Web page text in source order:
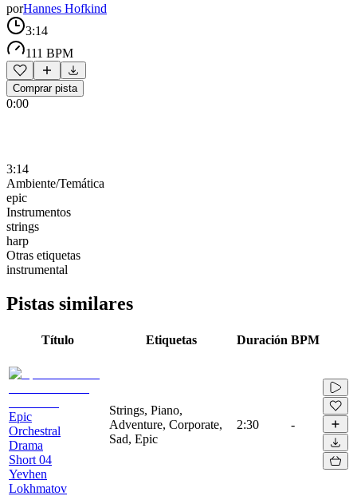
porHannes Hofkind
3:14
111 BPM
Comprar pista
0:00
3:14
Ambiente/Temática
epic
Instrumentos
strings
harp
Otras etiquetas
instrumental
Pistas similares
Título Etiquetas Duración BPM
Epic
Orchestral
Drama
Short 04
Yevhen
Lokhmatov
Strings, Piano,
Adventure, Corporate,
Sad, Epic
2:30 -